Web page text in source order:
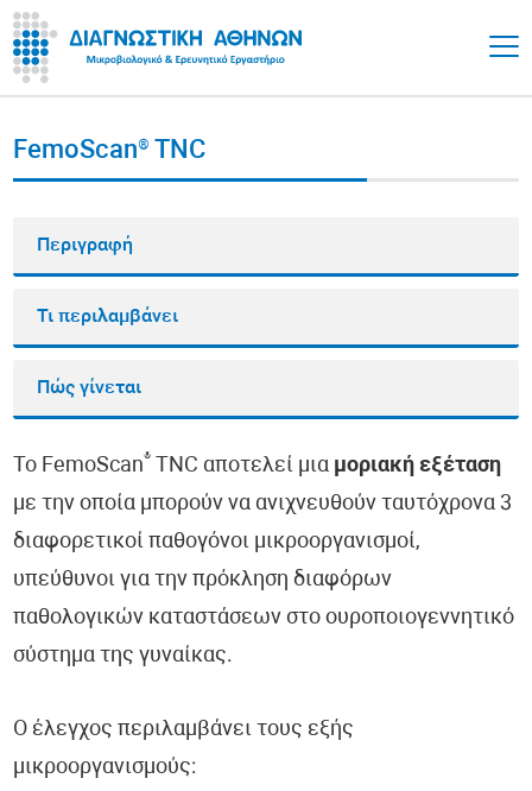
FemoScan® TNC
Περιγραφή
Τι περιλαμβάνει
Πώς γίνεται
Το FemoScan® TNC αποτελεί μια μοριακή εξέταση
με την οποία μπορούν να ανιχνευθούν ταυτόχρονα 3
διαφορετικοί παθογόνοι μικροοργανισμοί,
υπεύθυνοι για την πρόκληση διαφόρων
παθολογικών καταστάσεων στο ουροποιογεννητικό
σύστημα της γυναίκας.
Ο έλεγχος περιλαμβάνει τους εξής
μικροοργανισμούς: